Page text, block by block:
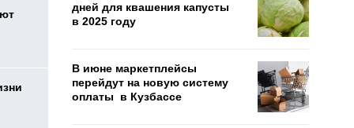
дней для квашения капусты
в 2025 году
В июне маркетплейсы
перейдут на новую систему
оплаты в Кузбассе